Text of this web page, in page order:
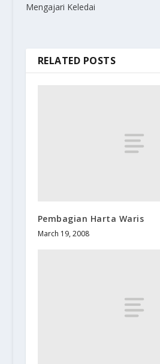
Mengajari Keledai
RELATED POSTS
Pembagian Harta Waris
March 19, 2008